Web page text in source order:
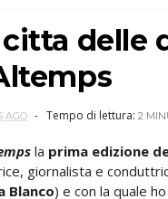
delle
AGO Tempo di lettura: 2
la prima edizione
giornalista e
Blanco) e con la quale